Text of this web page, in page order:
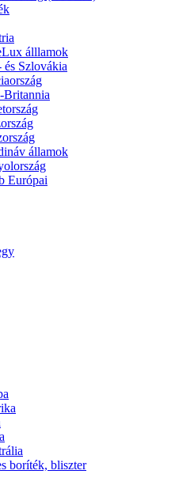
álllamok
és Szlovákia
Britannia
államok
Európai
boríték, bliszter